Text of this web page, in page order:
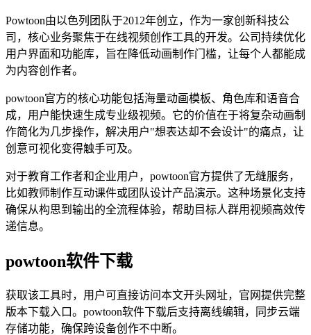
Powtoon由以色列团队于2012年创立，作为一家创新科技公
司，核心业务聚焦于在线视频创作工具的开发。公司持续优化
用户界面和功能库，旨在降低动画制作门槛，让每个人都能成
为内容创作者。
powtoon官方的核心功能包括海量动画模板、角色库和语音合
成，用户能快速生成专业级视频。它的价值在于将复杂动画制
作简化为几步操作，解决用户"想表达却不会设计"的痛点，让
创意可视化变得触手可及。
对于教育工作者和企业用户，powtoon官方提供了无缝服务，
比如教师制作互动课件或团队设计产品演示。这种场景化支持
确保从构思到输出的全流程体验，帮助目标人群用视频高效传
递信息。
powtoon软件下载
获取该工具时，用户可直接访问本文开头网址，官网提供完整
版本下载入口。powtoon软件下载后支持离线编辑，同步云端
存储功能，确保跨设备创作不中断。